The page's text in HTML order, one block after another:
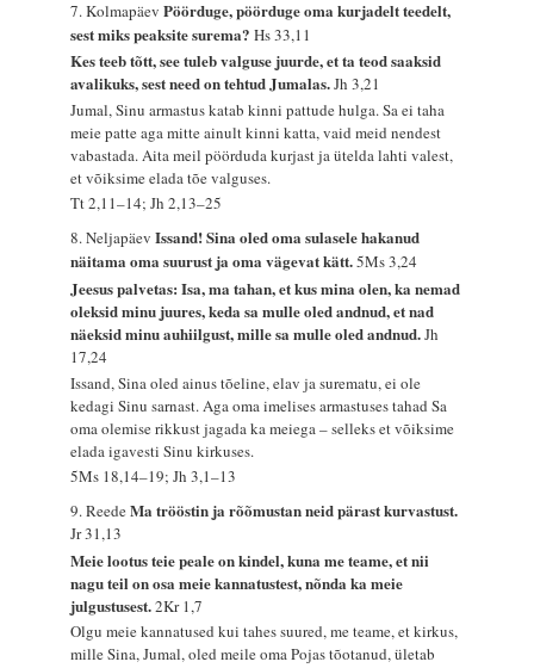
7. KolmapäevPöörduge, pöörduge oma kurjadelt teedelt,
sest miks peaksite surema?Hs 33,11
Kes teeb tõtt, see tuleb valguse juurde, et ta teod saaksid
avalikuks, sest need on tehtud Jumalas.Jh 3,21
Jumal, Sinu armastus katab kinni pattude hulga. Sa ei taha
meie patte aga mitte ainult kinni katta, vaid meid nendest
vabastada. Aita meil pöörduda kurjast ja ütelda lahti valest,
et võiksime elada tõe valguses.
Tt 2,11–14; Jh 2,13–25
8. NeljapäevIssand! Sina oled oma sulasele hakanud
näitama oma suurust ja oma vägevat kätt.5Ms 3,24
Jeesus palvetas: Isa, ma tahan, et kus mina olen, ka nemad
oleksid minu juures, keda sa mulle oled andnud, et nad
näeksid minu auhiilgust, mille sa mulle oled andnud.Jh
17,24
Issand, Sina oled ainus tõeline, elav ja surematu, ei ole
kedagi Sinu sarnast. Aga oma imelises armastuses tahad Sa
oma olemise rikkust jagada ka meiega – selleks et võiksime
elada igavesti Sinu kirkuses.
5Ms 18,14–19; Jh 3,1–13
9. ReedeMa trööstin ja rõõmustan neid pärast kurvastust.
Jr 31,13
Meie lootus teie peale on kindel, kuna me teame, et nii
nagu teil on osa meie kannatustest, nõnda ka meie
julgustusest.2Kr 1,7
Olgu meie kannatused kui tahes suured, me teame, et kirkus,
mille Sina, Jumal, oled meile oma Pojas tõotanud, ületab